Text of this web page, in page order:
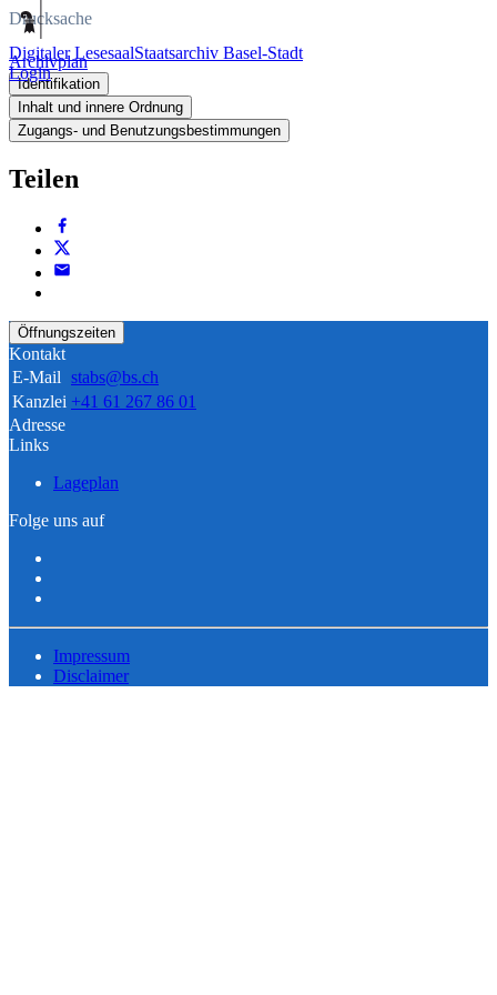
Digitaler LesesaalStaatsarchiv Basel-Stadt
Login
Drucksache
Archivplan
Identifikation
Inhalt und innere Ordnung
Zugangs- und Benutzungsbestimmungen
Teilen
Öffnungszeiten
Kontakt
E-Mail stabs@bs.ch
Kanzlei +41 61 267 86 01
Adresse
Links
Lageplan
Folge uns auf
Impressum
Disclaimer